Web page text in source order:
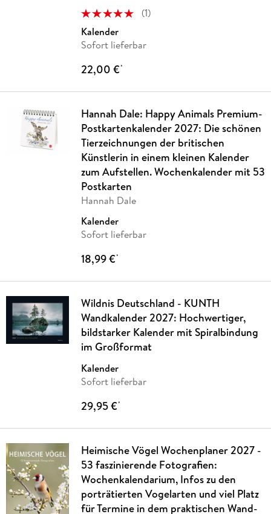
(1)
Kalender
Sofort lieferbar
22,00 €*
Hannah Dale: Happy Animals Premium-
Postkartenkalender 2027: Die schönen
Tierzeichnungen der britischen
Künstlerin in einem kleinen Kalender
zum Aufstellen. Wochenkalender mit 53
Postkarten
Hannah Dale
Kalender
Sofort lieferbar
18,99 €*
Wildnis Deutschland - KUNTH
Wandkalender 2027: Hochwertiger,
bildstarker Kalender mit Spiralbindung
im Großformat
Kalender
Sofort lieferbar
29,95 €*
Heimische Vögel Wochenplaner 2027 -
53 faszinierende Fotografien:
Wochenkalendarium, Infos zu den
porträtierten Vogelarten und viel Platz
für Termine in dem praktischen Wand-